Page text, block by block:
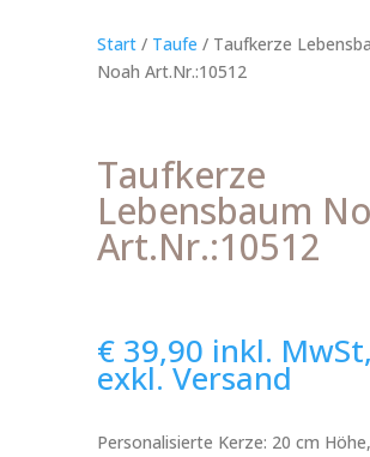
Start/ Taufe / Taufkerze
Noah Art.Nr.:10512
Taufkerze
Lebensbaum
Art.Nr.:10512
€39,90 inkl. MwSt,
exkl. Versand
Personalisierte Kerze: 20 cm